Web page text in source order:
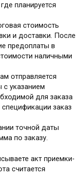
планируется
стоимость
и доставки. После
предоплаты в
наличными
отправляется
с указанием
для заказа
заказ
точной даты
по заказу.
акт приемки-
считается